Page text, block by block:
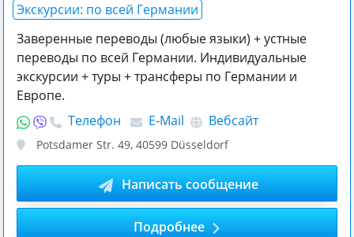
Экскурсии: по всей Германии
Заверенные переводы (любые языки) + устные
переводы по всей Германии. Индивидуальные
экскурсии + туры + трансферы по Германии и
Европе.
Телефон
E-Mail Вебсайт
Potsdamer Str. 49, 40599 Düsseldorf
Написать сообщение
Подробнее